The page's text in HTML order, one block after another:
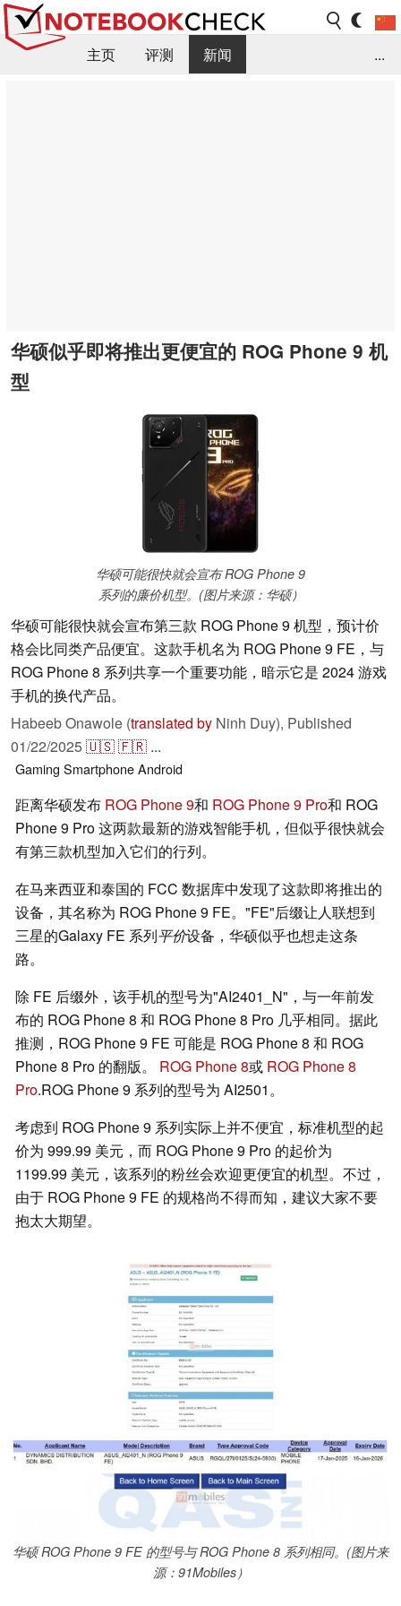
主页 评测
新闻
...
华硕似乎即将推出更便宜的 ROG Phone 9 机
型
华硕可能很快就会宣布 ROG Phone 9
系列的廉价机型。(图片来源：华硕）
华硕可能很快就会宣布第三款 ROG Phone 9 机型，预计价
格会比同类产品便宜。这款手机名为 ROG Phone 9 FE，与
ROG Phone 8 系列共享一个重要功能，暗示它是 2024 游戏
手机的换代产品。
Habeeb Onawole (translated by Ninh Duy), Published
01/22/2025🇺🇸🇫🇷 ...
Gaming SmartphoneAndroid
距离华硕发布 ROG Phone 9和 ROG Phone 9 Pro和 ROG
Phone 9 Pro 这两款最新的游戏智能手机，但似乎很快就会
有第三款机型加入它们的行列。
在马来西亚和泰国的 FCC 数据库中发现了这款即将推出的
设备，其名称为 ROG Phone 9 FE。
FE 后缀让人联想到
三星的Galaxy FE 系列平价设备，华硕似乎也想走这条
路。
除 FE 后缀外，该手机的型号为 AI2401_N
，与一年前发
布的 ROG Phone 8 和 ROG Phone 8 Pro 几乎相同。据此
推测，ROG Phone 9 FE 可能是 ROG Phone 8 和 ROG
Phone 8 Pro 的翻版。 ROG Phone 8或 ROG Phone 8
Pro.ROG Phone 9 系列的型号为 AI2501。
考虑到 ROG Phone 9 系列实际上并不便宜，标准机型的起
价为 999.99 美元，而 ROG Phone 9 Pro 的起价为
1199.99 美元，该系列的粉丝会欢迎更便宜的机型。不过，
由于 ROG Phone 9 FE 的规格尚不得而知，建议大家不要
抱太大期望。
华硕 ROG Phone 9 FE 的型号与 ROG Phone 8 系列相同。(图片来
源：91Mobiles）